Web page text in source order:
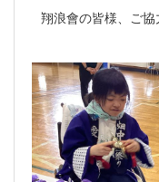
翔浪會の皆様、ご協